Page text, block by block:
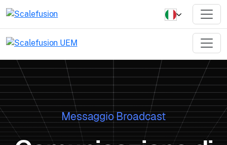
Messaggio Broadcast